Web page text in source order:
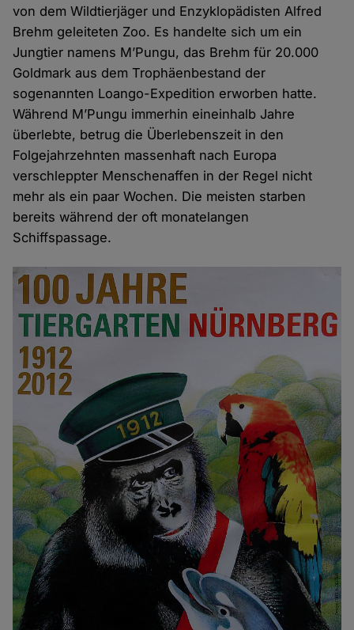
von dem Wildtierjäger und Enzyklopädisten Alfred
Brehm geleiteten Zoo. Es handelte sich um ein
Jungtier namens M’Pungu, das Brehm für 20.000
Goldmark aus dem Trophäenbestand der
sogenannten Loango-Expedition erworben hatte.
Während M’Pungu immerhin eineinhalb Jahre
überlebte, betrug die Überlebenszeit in den
Folgejahrzehnten massenhaft nach Europa
verschleppter Menschenaffen in der Regel nicht
mehr als ein paar Wochen. Die meisten starben
bereits während der oft monatelangen
Schiffspassage.